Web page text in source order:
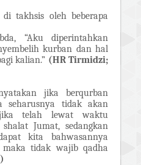
takhsis oleh beberapa
“Aku diperintahkan
kurban dan hal
kalian.” (HR Tirmidzi;
jika berqurban
seharusnya tidak akan
telah lewat waktu
Jumat, sedangkan
kita bahwasannya
tidak wajib qadha